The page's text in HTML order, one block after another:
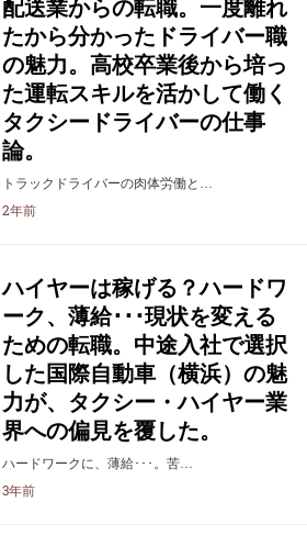
配送業からの転職。一度離れ
たから分かったドライバー職
の魅力。高校卒業後から培っ
た運転スキルを活かして働く
タクシードライバーの仕事
論。
トラックドライバーの肉体労働と…
2年前
ハイヤーは稼げる？ハードワ
ーク、薄給･･･現状を変える
ための転職。中途入社で選択
した国際自動車（横浜）の魅
力が、タクシー・ハイヤー業
界への偏見を覆した。
ハードワークに、薄給･･･。苦…
3年前